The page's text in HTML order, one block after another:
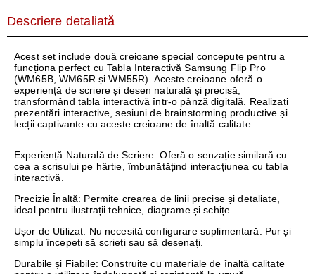
Descriere detaliată
Acest set include două creioane special concepute pentru a
funcționa perfect cu Tabla Interactivă Samsung Flip Pro
(WM65B, WM65R și WM55R). Aceste creioane oferă o
experiență de scriere și desen naturală și precisă,
transformând tabla interactivă într-o pânză digitală. Realizați
prezentări interactive, sesiuni de brainstorming productive și
lecții captivante cu aceste creioane de înaltă calitate.
Experiență Naturală de Scriere: Oferă o senzație similară cu
cea a scrisului pe hârtie, îmbunătățind interacțiunea cu tabla
interactivă.
Precizie Înaltă: Permite crearea de linii precise și detaliate,
ideal pentru ilustrații tehnice, diagrame și schițe.
Ușor de Utilizat: Nu necesită configurare suplimentară. Pur și
simplu începeți să scrieți sau să desenați.
Durabile și Fiabile: Construite cu materiale de înaltă calitate